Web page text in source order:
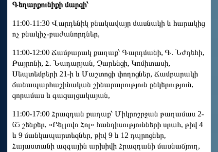
Գեղարքունիքի մարզի՝
11:00-11:30 Վարդենիկ բնակավայր մասնակի և հարակից
ոչ բնակիչ-բաժանորդներ,
11:00-12:00 Ճամբարակ քաղաք՝ Գարդմանի, Գ. Նժդեհի,
Բայրոնի, Հ. Նադարյան, Չարենցի, Կոմիտասի,
Սեպտեմբերի 21-ի և Մաշտոցի փողոցներ, Ճամբարակի
ճանապարհաշինական շինարարություն ընկերություն,
զորամաս և գազալցակայան,
11:00-17:00 Հրազդան քաղաք՝ Միկրոշրջան թաղամաս 2-
65 շենքեր, «Բելլովո Հոլ» հանդիսությունների սրահ, թիվ 4
և 9 մանկապարտեզներ, թիվ 9 և 12 դպրոցներ,
Հայաստանի ազգային արխիվի Հրազդանի մասնաճյուղ,